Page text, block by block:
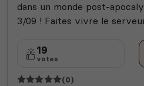
dans un monde post-
3/09 ! Faites vivre le
19
votes
(0)